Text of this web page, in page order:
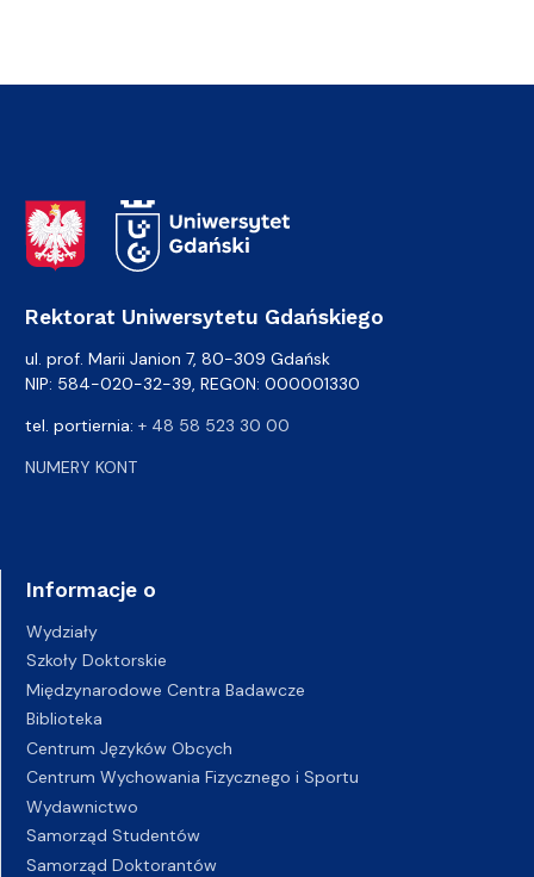
Adres Rektoratu
Rektorat Uniwersytetu Gdańskiego
ul. prof. Marii Janion 7, 80-309 Gdańsk
NIP: 584-020-32-39, REGON: 000001330
tel. portiernia: + 48 58 523 30 00
NUMERY KONT
Informacje o
Wydziały
Szkoły Doktorskie
Międzynarodowe Centra Badawcze
Biblioteka
Centrum Języków Obcych
Centrum Wychowania Fizycznego i Sportu
Wydawnictwo
Samorząd Studentów
Samorząd Doktorantów